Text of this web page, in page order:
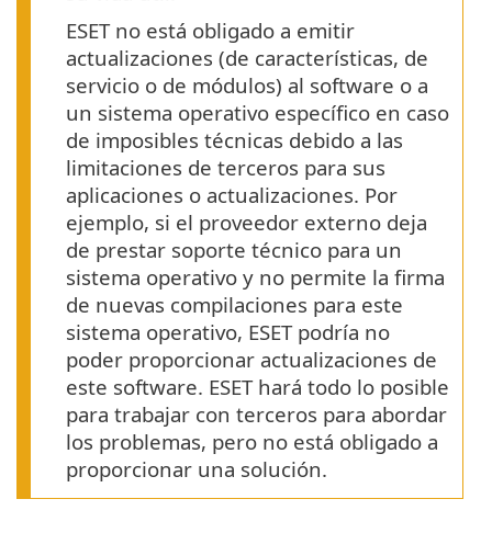
ESET no está obligado a emitir
actualizaciones (de características, de
servicio o de módulos) al software o a
un sistema operativo específico en caso
de imposibles técnicas debido a las
limitaciones de terceros para sus
aplicaciones o actualizaciones. Por
ejemplo, si el proveedor externo deja
de prestar soporte técnico para un
sistema operativo y no permite la firma
de nuevas compilaciones para este
sistema operativo, ESET podría no
poder proporcionar actualizaciones de
este software. ESET hará todo lo posible
para trabajar con terceros para abordar
los problemas, pero no está obligado a
proporcionar una solución.